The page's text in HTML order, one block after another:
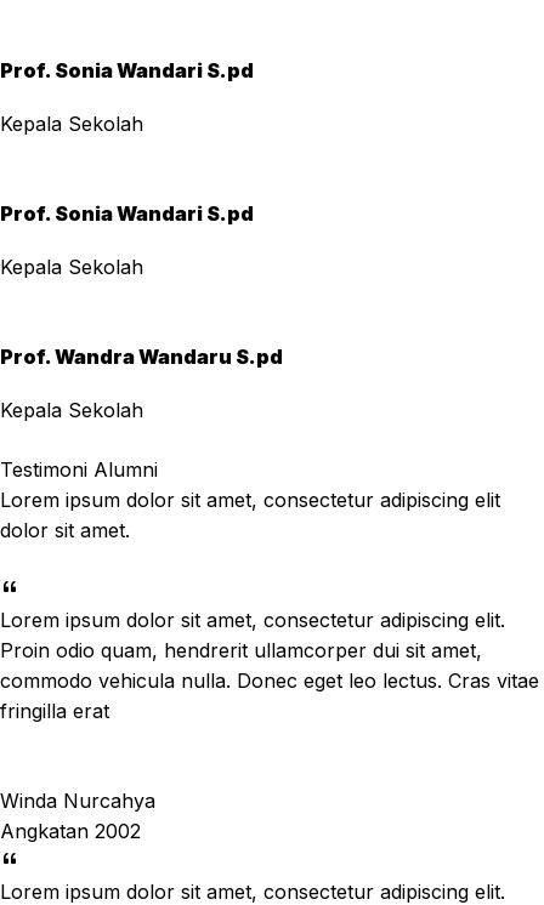
Prof. Sonia Wandari S.pd
Kepala Sekolah
Prof. Sonia Wandari S.pd
Kepala Sekolah
Prof. Wandra Wandaru S.pd
Kepala Sekolah
Testimoni Alumni
Lorem ipsum dolor sit amet, consectetur adipiscing elit
dolor sit amet.
Lorem ipsum dolor sit amet, consectetur adipiscing elit.
Proin odio quam, hendrerit ullamcorper dui sit amet,
commodo vehicula nulla. Donec eget leo lectus. Cras vitae
fringilla erat
Winda Nurcahya
Angkatan 2002
Lorem ipsum dolor sit amet, consectetur adipiscing elit.